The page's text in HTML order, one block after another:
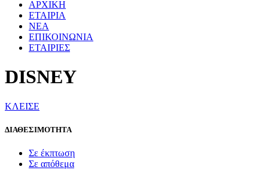
ΑΡΧΙΚΗ
ΕΤΑΙΡΙΑ
ΝΕΑ
ΕΠΙΚΟΙΝΩΝΙΑ
ΕΤΑΙΡΙΕΣ
DISNEY
ΚΛΕΙΣΕ
ΔΙΑΘΕΣΙΜΟΤΗΤΑ
Σε έκπτωση
Σε απόθεμα